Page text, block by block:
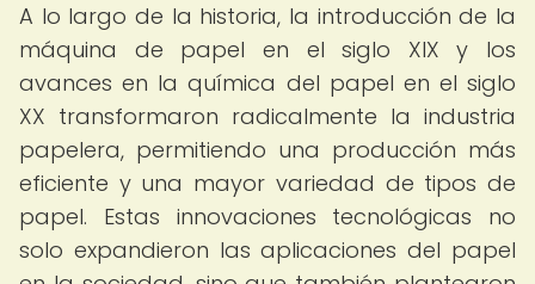
A lo largo de la historia, la introducción de la
máquina de papel en el siglo XIX y los
avances en la química del papel en el siglo
XX transformaron radicalmente la industria
papelera, permitiendo una producción más
eficiente y una mayor variedad de tipos de
papel. Estas innovaciones tecnológicas no
solo expandieron las aplicaciones del papel